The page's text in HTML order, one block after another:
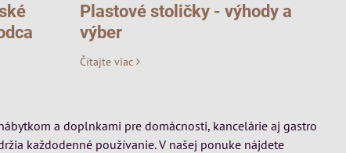
Plastové stoličky - výhody a
výber
Čítajte viac
a doplnkami pre domácnosti, kancelárie aj gastro
každodenné používanie. V našej ponuke nájdete